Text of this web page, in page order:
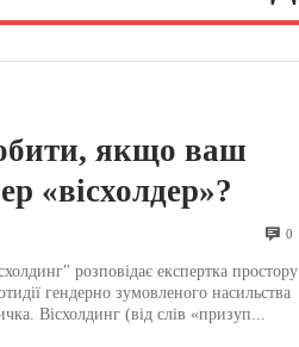
якщо ваш
«вісхолдер»?
0
розповідає експертка простору
гендерно зумовленого насильства
Вісхолдинг (від слів «призуп...